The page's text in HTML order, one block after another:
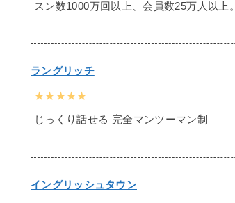
スン数1000万回以上、会員数25万人以上。
ラングリッチ
★★★★★
じっくり話せる 完全マンツーマン制
イングリッシュタウン